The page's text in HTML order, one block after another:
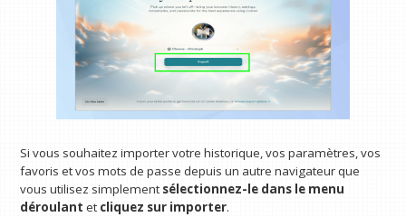
Si vous souhaitez importer votre historique, vos paramètres, vos
favoris et vos mots de passe depuis un autre navigateur que
vous utilisez simplement sélectionnez-le dans le menu
déroulant et cliquez sur importer.